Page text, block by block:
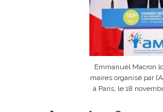
Emmanuel Macron
maires organisé par
à Paris, le 18